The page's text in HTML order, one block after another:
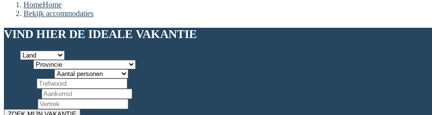
HomeHome
Bekijk accommodaties
VIND HIER DE IDEALE VAKANTIE